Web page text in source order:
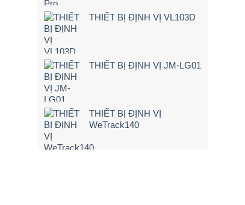
THIẾT BỊ ĐỊNH VỊ VL103D
THIẾT BỊ ĐỊNH VỊ JM-LG01
THIẾT BỊ ĐỊNH VỊ
WeTrack140